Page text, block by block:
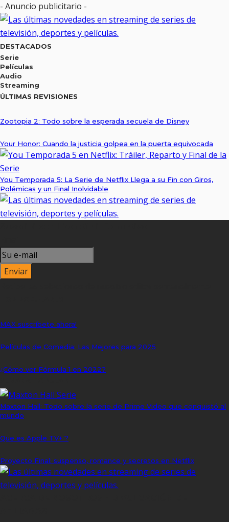
- Anuncio publicitario -
DESTACADOS
Serie
Películas
Audio
Streaming
ÚLTIMAS REVISIONES
Zootopia 2: Todo sobre la esperada secuela de Disney
Your Honor: Cuando la justicia golpea en la puerta equivocada
You Temporada 5: La Serie de Netflix Llega a su Fin con Giros,
Polémicas y un Final Inolvidable
MAX suscríbete ahora!
Películas de Comedia: Las Mejores para 2025
¿Cómo ver Fórmula 1 en 2022?
Maxton Hall: Todo sobre la serie de Prime Video que conquistó al
mundo
Que es Apple TV+ ?
Proyecto Final: suspenso, romance y secretos en Netflix